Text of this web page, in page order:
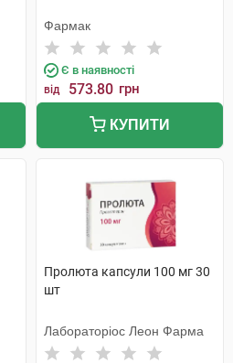
Фармак
Є в наявності
від 573.80 грн
КУПИТИ
Пролюта капсули 100 мг 30
шт
Лабораторіос Леон Фарма